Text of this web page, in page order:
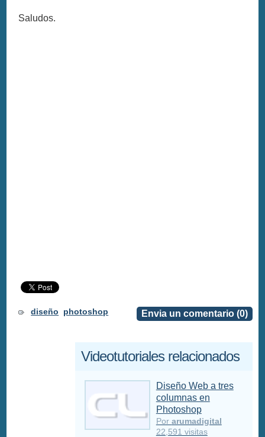
Saludos.
Envia un comentario (0)
diseño photoshop
Videotutoriales relacionados
Diseño Web a tres
columnas en
Photoshop
Por arumadigital
22,591 visitas